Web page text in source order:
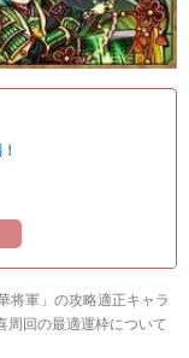
将軍」の攻略適正キャラ
周回の最適運枠について